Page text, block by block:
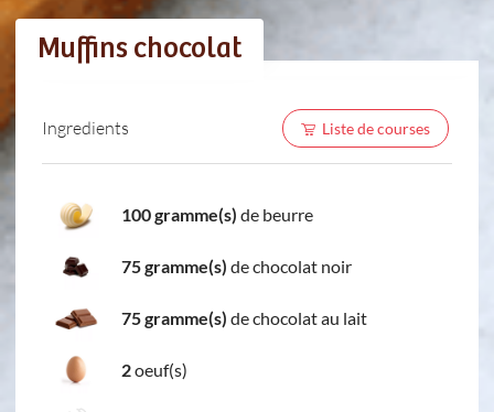
Muffins chocolat
Ingredients Liste de courses
100 gramme(s) de beurre
75 gramme(s) de chocolat noir
75 gramme(s) de chocolat au lait
2oeuf(s)